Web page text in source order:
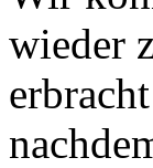
wieder